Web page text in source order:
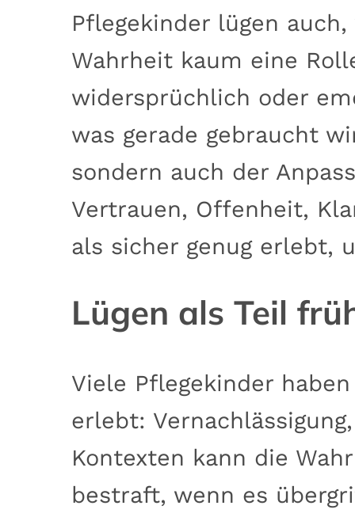
Pflegekinder lügen
Wahrheit kaum eine
widersprüchlich oder
was gerade gebraucht
sondern auch der
Vertrauen, Offenheit,
als sicher genug erlebt,
Lügen als Teil
Viele Pflegekinder
erlebt:
Kontexten kann die
bestraft, wenn es